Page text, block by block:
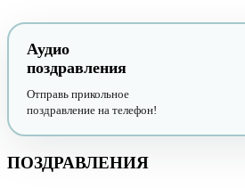
Аудио
поздравления
Отправь прикольное
поздравление на телефон!
ПОЗДРАВЛЕНИЯ